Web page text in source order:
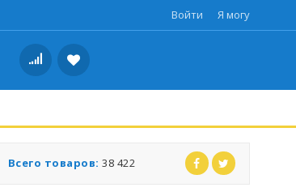
Войти Я могу
Всего товаров: 38 422